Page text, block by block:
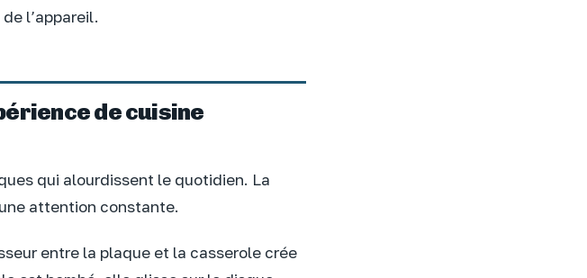
l’appareil.
de cuisine
qui alourdissent le quotidien. La
attention constante.
entre la plaque et la casserole crée